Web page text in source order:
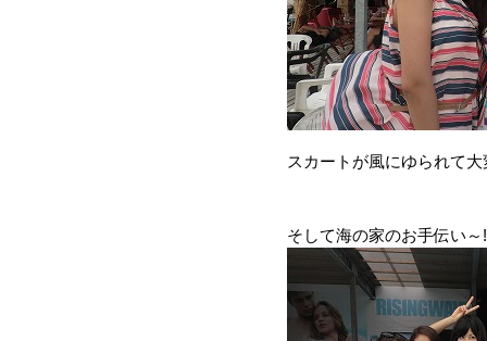
スカートが風にゆられて大
そして海の家のお手伝い～